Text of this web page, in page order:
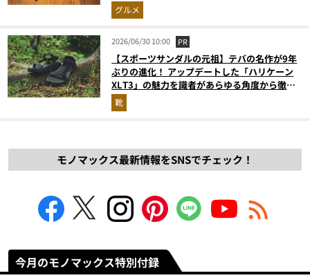
グルメ
2026/06/30 10:00 PR
【スポーツサンダルの元祖】テバの名作が9年
ぶりの進化！ アップデートした「ハリケーン
XLT3」の魅力を識者があらゆる角度から徹底
解説！
靴
モノマックス最新情報をSNSでチェック！
今月のモノマックス特別付録